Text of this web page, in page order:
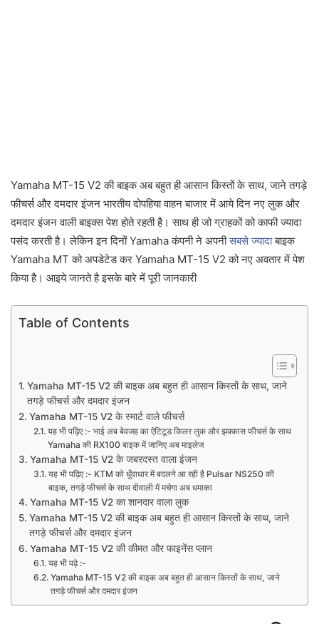
Yamaha MT-15 V2 की बाइक अब बहुत ही आसान किस्तों के साथ, जाने तगड़े
फीचर्स और दमदार इंजन भारतीय दोपहिया वाहन बाजार में आये दिन नए लुक और
दमदार इंजन वाली बाइक्स पेश होते रहती है। साथ ही जो ग्राहकों को काफी ज्यादा
पसंद करती है। लेकिन इन दिनों Yamaha कंपनी ने अपनीसबसे ज्यादाबाइक
Yamaha MT को अपडेटेड कर Yamaha MT-15 V2 को नए अवतार में पेश
किया है। आइये जानते है इसके बारे में पूरी जानकारी
Table of Contents
Yamaha MT-15 V2 की बाइक अब बहुत ही आसान किस्तों के साथ, जाने
तगड़े फीचर्स और दमदार इंजन
Yamaha MT-15 V2 के स्मार्ट वाले फीचर्स
यह भी पढ़िए :- भाई अब बेवजह का ऐटिटूड किलर लुक और झक्कास फीचर्स के साथ
Yamaha की RX100 बाइक में जानिए अब माइलेज
Yamaha MT-15 V2 के जबरदस्त वाला इंजन
यह भी पढ़िए :- KTM को धुँवाधार में बदलने आ रही है Pulsar NS250 की
बाइक, तगड़े फीचर्स के साथ दीवाली में मचेगा अब धमाका
Yamaha MT-15 V2 का शानदार वाला लुक
Yamaha MT-15 V2 की बाइक अब बहुत ही आसान किस्तों के साथ, जाने
तगड़े फीचर्स और दमदार इंजन
Yamaha MT-15 V2 की कीमत और फाइनेंस प्लान
यह भी पढ़े :-
Yamaha MT-15 V2 की बाइक अब बहुत ही आसान किस्तों के साथ, जाने
तगड़े फीचर्स और दमदार इंजन